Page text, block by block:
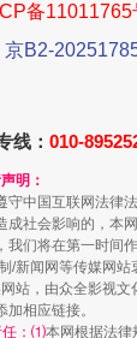
备11011765
京B2-
线： 010-
明：
中国互联网法律
社会影响的，
们将在第一时间
/新闻网等传媒网站
站，由众全影视
相应链接。
任：⑴本网根据法律